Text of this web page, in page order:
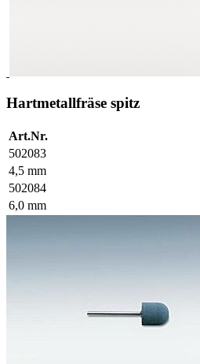
Hartmetallfräse spitz
Art.Nr.
502083
4,5 mm
502084
6,0 mm